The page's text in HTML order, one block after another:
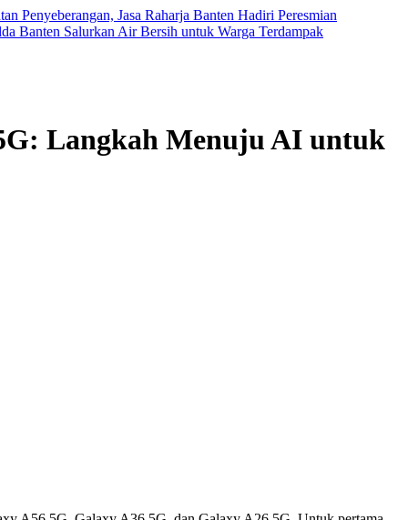
Penyeberangan, Jasa Raharja Banten Hadiri Peresmian
Banten Salurkan Air Bersih untuk Warga Terdampak
Langkah Menuju AI untuk